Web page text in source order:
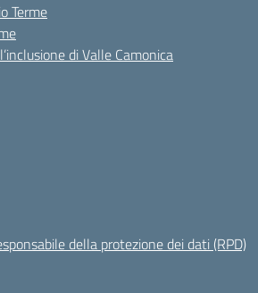
Terme
di Valle Camonica
della protezione dei dati (RPD)